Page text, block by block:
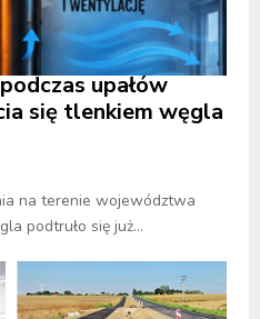
upałów
się tlenkiem węgla
na terenie województwa
podtruło się już...